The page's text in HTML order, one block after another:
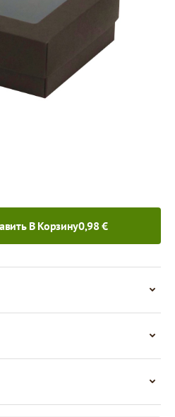
выдачи.
В Корзину0,98 €